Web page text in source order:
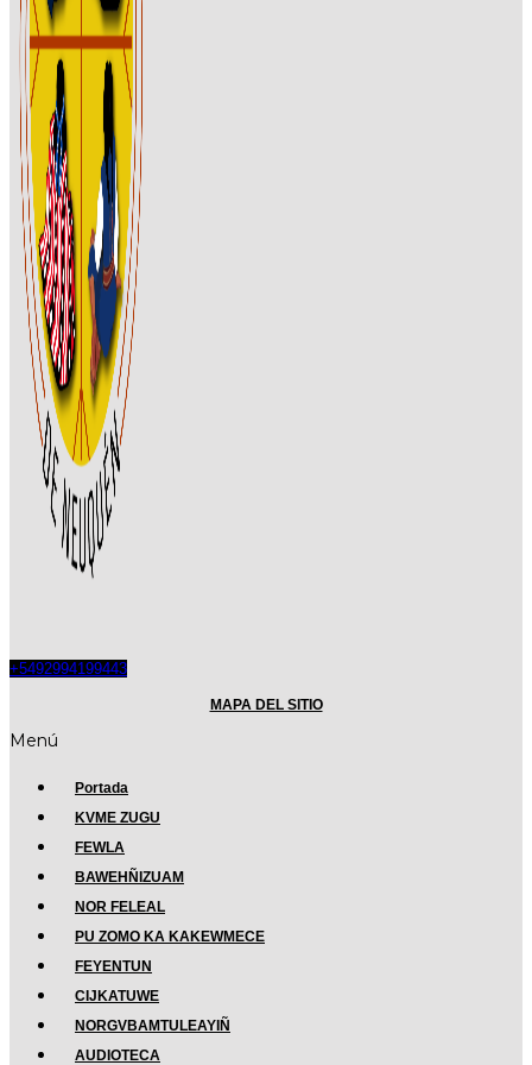
+5492994199443
MAPA DEL SITIO
Menú
Portada
KVME ZUGU
FEWLA
BAWEHÑIZUAM
NOR FELEAL
PU ZOMO KA KAKEWMECE
FEYENTUN
CIJKATUWE
NORGVBAMTULEAYIÑ
AUDIOTECA